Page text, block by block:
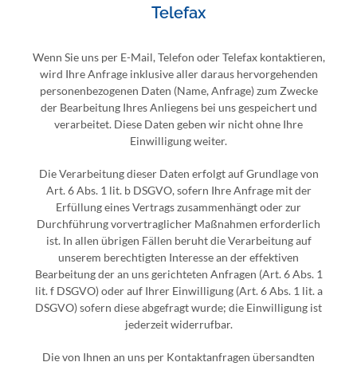
Telefax
Wenn Sie uns per E-Mail, Telefon oder Telefax kontaktieren,
wird Ihre Anfrage inklusive aller daraus hervorgehenden
personenbezogenen Daten (Name, Anfrage) zum Zwecke
der Bearbeitung Ihres Anliegens bei uns gespeichert und
verarbeitet. Diese Daten geben wir nicht ohne Ihre
Einwilligung weiter.
Die Verarbeitung dieser Daten erfolgt auf Grundlage von
Art. 6 Abs. 1 lit. b DSGVO, sofern Ihre Anfrage mit der
Erfüllung eines Vertrags zusammenhängt oder zur
Durchführung vorvertraglicher Maßnahmen erforderlich
ist. In allen übrigen Fällen beruht die Verarbeitung auf
unserem berechtigten Interesse an der effektiven
Bearbeitung der an uns gerichteten Anfragen (Art. 6 Abs. 1
lit. f DSGVO) oder auf Ihrer Einwilligung (Art. 6 Abs. 1 lit. a
DSGVO) sofern diese abgefragt wurde; die Einwilligung ist
jederzeit widerrufbar.
Die von Ihnen an uns per Kontaktanfragen übersandten